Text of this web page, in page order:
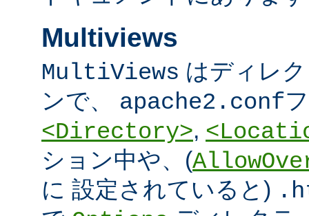
Multiviews
MultiViews はディレ
ンで、 apache2.conf
<Directory>,
ション中や、(
に 設定されていると)